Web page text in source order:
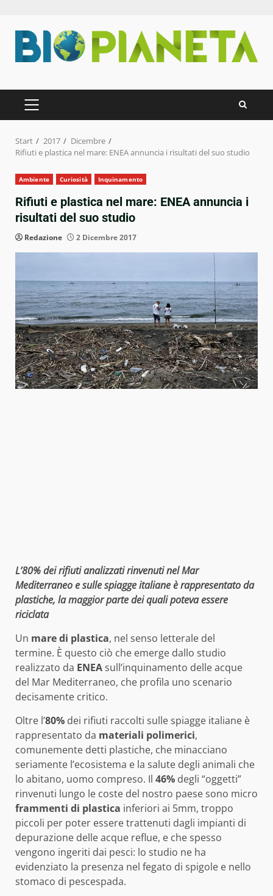
Inhalt
springen
PRIMÄRES
MENÜ
Start 2017
Dicembre
Rifiuti e plastica nel mare: ENEA annuncia i risultati del suo studio
Ambiente Curiosità Inquinamento
Rifiuti e plastica nel mare: ENEA annuncia i
risultati del suo studio
Redazione 2 Dicembre 2017
L’80% dei rifiuti analizzati rinvenuti nel Mar
Mediterraneo e sulle spiagge italiane è rappresentato da
plastiche, la maggior parte dei quali poteva essere
riciclata
Un mare di plastica, nel senso letterale del
termine. È questo ciò che emerge dallo studio
realizzato da ENEAsull’inquinamento delle acque
del Mar Mediterraneo, che profila uno scenario
decisamente critico.
Oltre l’80% dei rifiuti raccolti sulle spiagge italiane è
rappresentato da materiali polimerici,
comunemente detti plastiche, che minacciano
seriamente l’ecosistema e la salute degli animali che
lo abitano, uomo compreso. Il 46% degli “oggetti”
rinvenuti lungo le coste del nostro paese sono micro
frammenti di plastica inferiori ai 5mm, troppo
piccoli per poter essere trattenuti dagli impianti di
depurazione delle acque reflue, e che spesso
vengono ingeriti dai pesci: lo studio ne ha
evidenziato la presenza nel fegato di spigole e nello
stomaco di pescespada.